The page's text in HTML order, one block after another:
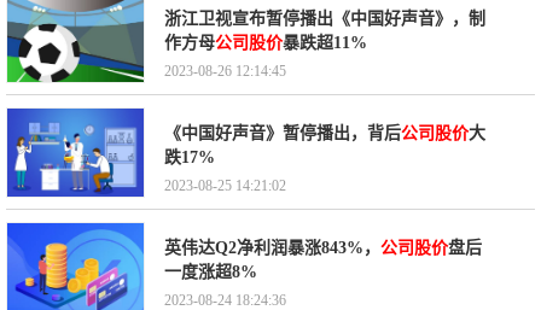
浙江卫视宣布暂停播出《中国好声音》，制
作方母公司股价暴跌超11%
2023-08-26 12:14:45
《中国好声音》暂停播出，背后公司股价大
跌17%
2023-08-25 14:21:02
英伟达Q2净利润暴涨843%， 公司股价盘后
一度涨超8%
2023-08-24 18:24:36